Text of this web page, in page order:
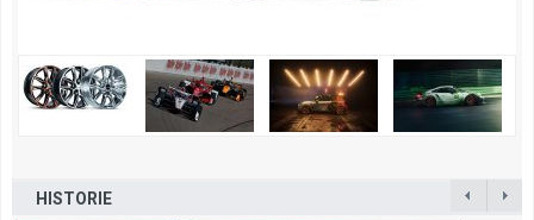
HISTORIE